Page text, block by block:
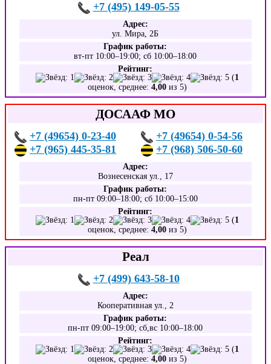
+7 (495) 149-05-55
Адрес:
ул. Мира, 2Б
График работы:
вт-пт 10:00–19:00; сб 10:00–18:00
Рейтинг:
(1
оценок, среднее:4,00 из 5)
ДОСААФ МО
+7 (49654) 0-23-40
+7 (49654) 0-54-56
+7 (965) 445-35-81
+7 (968) 506-50-60
Адрес:
Вознесенская ул., 17
График работы:
пн-пт 09:00–18:00; сб 10:00–15:00
Рейтинг:
(1
оценок, среднее:4,00 из 5)
Реал
+7 (499) 643-58-10
Адрес:
Кооперативная ул., 2
График работы:
пн-пт 09:00–19:00; сб,вс 10:00–18:00
Рейтинг:
(1
оценок, среднее:4,00 из 5)